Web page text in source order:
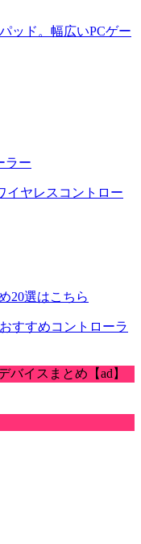
ッド。幅広いPCゲー
ラー
イヤレスコントロー
20選はこちら
すすめコントローラ
バイスまとめ【ad】